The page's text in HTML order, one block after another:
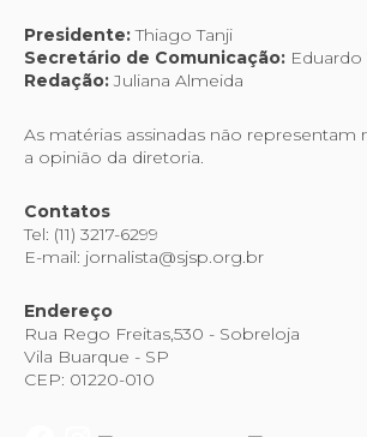
Presidente:Thiago Tanji
Secretário de Comunicação:
Redação:Juliana Almeida
As matérias assinadas não representam
a opinião da diretoria.
Contatos
Tel: (11) 3217-6299
E-mail: jornalista@sjsp.org.br
Endereço
Rua Rego Freitas,530 - Sobreloja
Vila Buarque - SP
CEP: 01220-010